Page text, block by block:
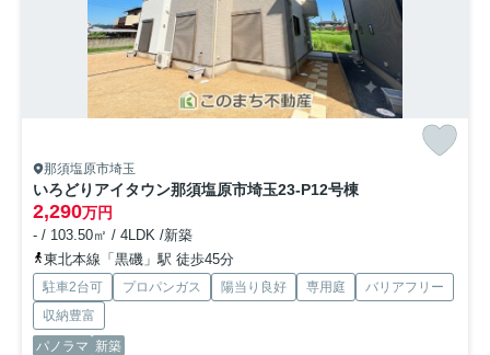
那須塩原市埼玉
いろどりアイタウン那須塩原市埼玉23-P12号棟
2,290万円
- / 103.50㎡ / 4LDK /新築
東北本線「黒磯」駅 徒歩45分
駐車2台可 プロパンガス 陽当り良好 専用庭
バリアフリー
収納豊富
パノラマ 新築